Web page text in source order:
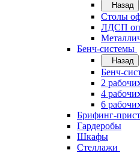
Назад
Cтолы
ЛДСП
Бенч-системы
Назад
Бенч-
2
4
6
Брифинг-
Гардеробы
Шкафы
Стеллажи